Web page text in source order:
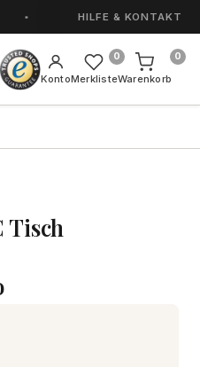
HANDGEFERTIGT IN
HILFE & KONTAKT
KontoMerkliste
0
Warenkorb
0
Tisch